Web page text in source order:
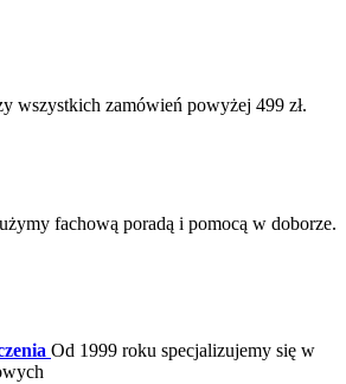
wszystkich zamówień powyżej 499 zł.
fachową poradą i pomocą w doborze.
Od 1999 roku specjalizujemy się w